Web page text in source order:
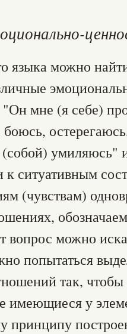
языка можно
мне (я себе)
умиляюсь"
к ситуативным
(чувствам)
вопрос можно
попытаться
так,
имеющиеся у
принципу